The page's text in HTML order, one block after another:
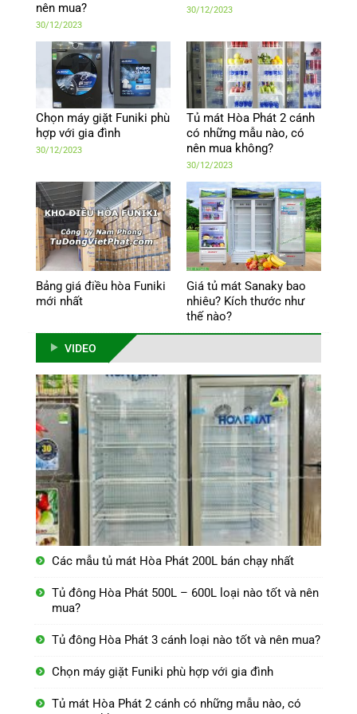
nên mua?
30/12/2023
30/12/2023
Chọn máy giặt Funiki phù
hợp với gia đình
30/12/2023
Tủ mát Hòa Phát 2 cánh
có những mẫu nào, có
nên mua không?
30/12/2023
Bảng giá điều hòa Funiki
mới nhất
Giá tủ mát Sanaky bao
nhiêu? Kích thước như
thế nào?
VIDEO
Các mẫu tủ mát Hòa Phát 200L bán chạy nhất
Tủ đông Hòa Phát 500L – 600L loại nào tốt và nên
mua?
Tủ đông Hòa Phát 3 cánh loại nào tốt và nên mua?
Chọn máy giặt Funiki phù hợp với gia đình
Tủ mát Hòa Phát 2 cánh có những mẫu nào, có